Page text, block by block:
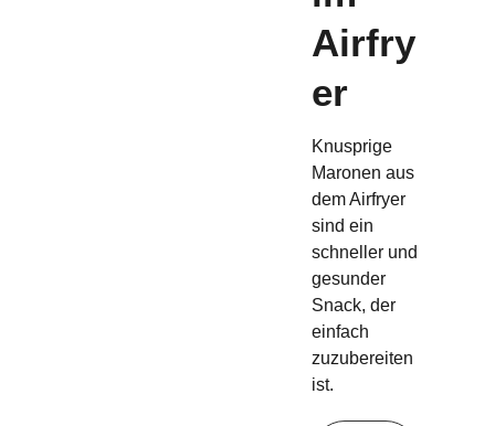
Airfry
er
Knusprige
Maronen aus
dem Airfryer
sind ein
schneller und
gesunder
Snack, der
einfach
zuzubereiten
ist.